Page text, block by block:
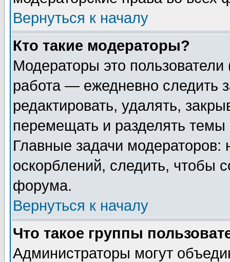
Вернуться к началу
Кто такие модераторы?
Модераторы это
работа — ежедневно следить
редактировать, удалять,
перемещать и разделять
Главные задачи
оскорблений, следить, чтобы
форума.
Вернуться к началу
Что такое группы
Администраторы могут